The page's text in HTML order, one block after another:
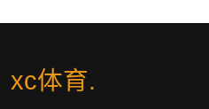
xc体育.